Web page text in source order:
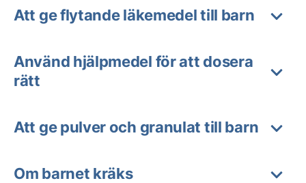
Att ge flytande läkemedel till barn
Använd hjälpmedel för att dosera
rätt
Att ge pulver och granulat till barn
Om barnet kräks